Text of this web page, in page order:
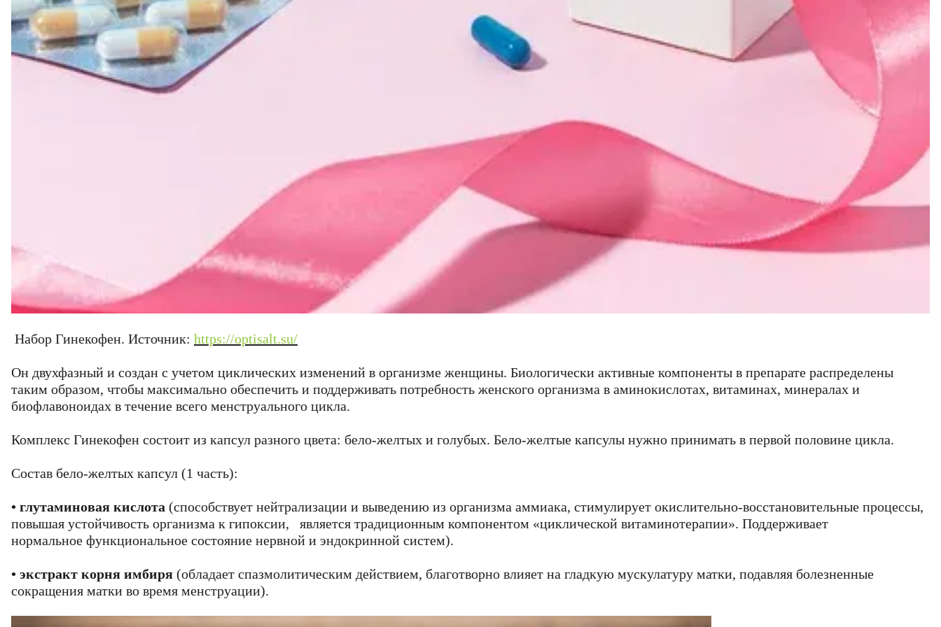
Набор Гинекофен. Источник: https://optisalt.su/
Он двухфазный и создан с учетом циклических изменений в организме женщины. Биологически активные компоненты в препарате распределены
таким образом, чтобы максимально обеспечить и поддерживать потребность женского организма в аминокислотах, витаминах, минералах и
биофлавоноидах в течение всего менструального цикла.
Комплекс Гинекофен состоит из капсул разного цвета: бело-желтых и голубых. Бело-желтые капсулы нужно принимать в первой половине цикла.
Состав бело-желтых капсул (1 часть):
• глутаминовая кислота (способствует нейтрализации и выведению из организма аммиака, стимулирует окислительно-восстановительные процессы,
повышая устойчивость организма к гипоксии, является традиционным компонентом «циклической витаминотерапии». Поддерживает
нормальное функциональное состояние нервной и эндокринной систем).
• экстракт корня имбиря (обладает спазмолитическим действием, благотворно влияет на гладкую мускулатуру матки, подавляя болезненные
сокращения матки во время менструации).